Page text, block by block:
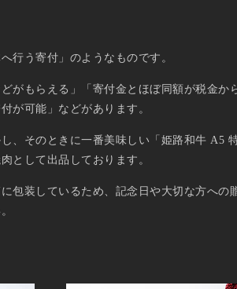
行う寄付」のようなものです。
がもらえる」「寄付金とほぼ同額が税金か
が可能」などがあります。
、そのときに一番美味しい「姫路和牛 A5
として出品しております。
包装しているため、記念日や大切な方への